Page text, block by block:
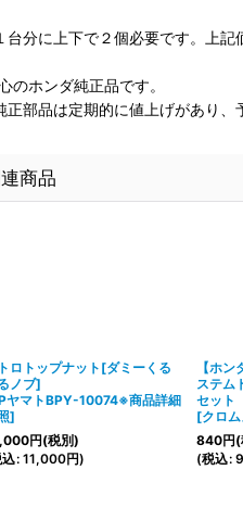
台分に上下で２個必要です。上記
のホンダ純正品です。
正部品は定期的に値上げがあり、
商品
ロトップナット[ダミーくる
ノブ]
ヤマトBPY-10074※商品詳細
]
円(税別)
: 11,000円)
【ホン
ステム
セット
[クロ
840円
(税込: